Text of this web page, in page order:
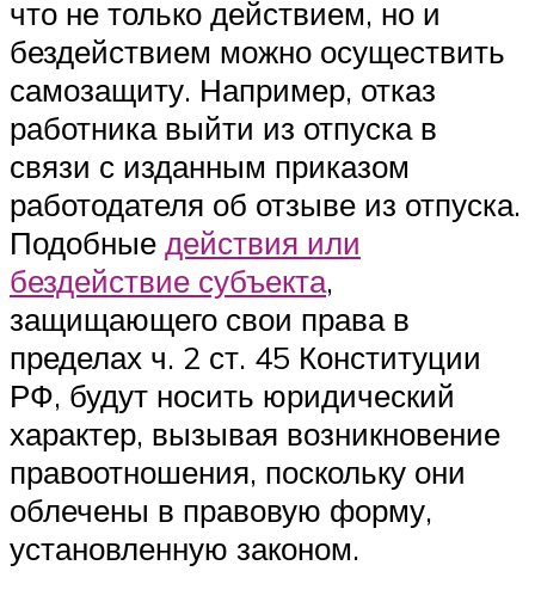
что не только действием, но и
бездействием можно осуществить
самозащиту. Например, отказ
работника выйти из отпуска в
связи с изданным приказом
работодателя об отзыве из отпуска.
Подобные действия или
бездействие субъекта,
защищающего свои права в
пределах ч. 2 ст. 45 Конституции
РФ, будут носить юридический
характер, вызывая возникновение
правоотношения, поскольку они
облечены в правовую форму,
установленную законом.